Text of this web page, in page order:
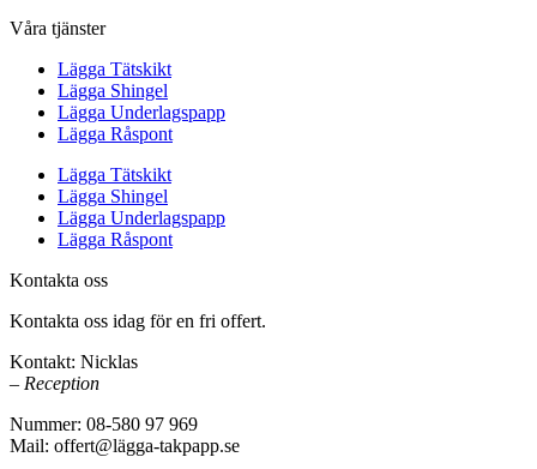
Våra tjänster
Lägga Tätskikt
Lägga Shingel
Lägga Underlagspapp
Lägga Råspont
Lägga Tätskikt
Lägga Shingel
Lägga Underlagspapp
Lägga Råspont
Kontakta oss
Kontakta oss idag för en fri offert.
Kontakt: Nicklas
– Reception
Nummer: 08-580 97 969
Mail: offert@lägga-takpapp.se